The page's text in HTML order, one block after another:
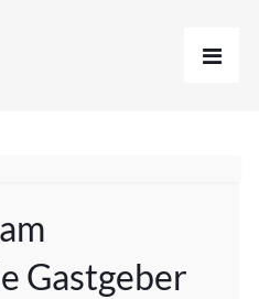
Gastgeber